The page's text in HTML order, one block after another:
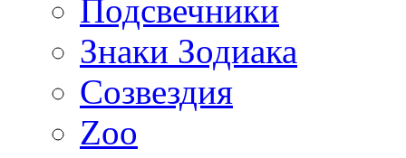
Подсвечники
Знаки Зодиака
Созвездия
Zoo